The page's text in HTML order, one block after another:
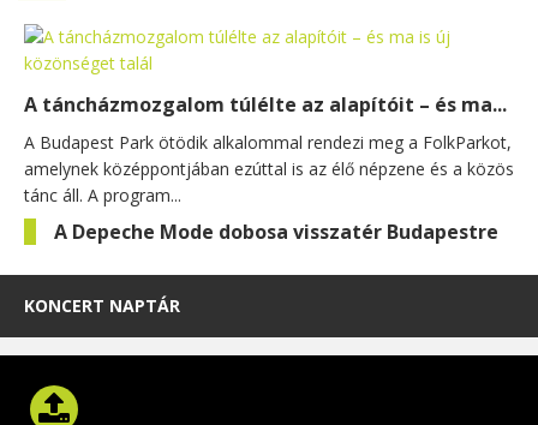
A táncházmozgalom túlélte az alapítóit – és ma...
A Budapest Park ötödik alkalommal rendezi meg a FolkParkot,
amelynek középpontjában ezúttal is az élő népzene és a közös
tánc áll. A program...
A Depeche Mode dobosa visszatér Budapestre
KONCERT NAPTÁR